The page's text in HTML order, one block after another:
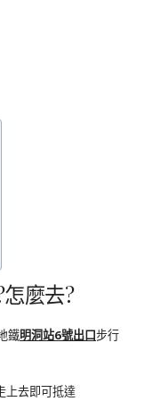
麼去?
鐵明洞站6號出口步行
上去即可抵達